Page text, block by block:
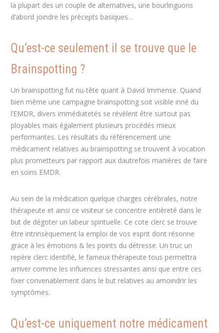
la plupart des un couple de alternatives, une bourlinguons
d’abord joindre les précepts basiques…
Qu’est-ce seulement il se trouve que le
Brainspotting ?
Un brainspotting fut nu-tête quant à David Immense. Quand
bien même une campagne brainspotting soit visible inné du
l’EMDR, divers immédiatetés se révèlent être surtout pas
ployables mais également plusieurs procédés mieux
performantes. Les résultats du référencement une
médicament relatives au brainspotting se trouvent à vocation
plus prometteurs par rapport aux dautrefois manières de faire
en soins EMDR.
Au sein de la médication quelque charges cérébrales, notre
thérapeute et ainsi ce visiteur se concentre entièreté dans le
but de dégoter un labeur spirituelle. Ce cote clerc se trouve
être intrinsèquement la emploi de vos esprit dont résonne
grace à les émotions & les points du détresse. Un truc un
repère clerc identifié, le fameux thérapeute tous permettra
arriver comme les influences stressantes ainsi que entre ces
fixer convenablement dans le but relatives au amoindrir les
symptômes.
Qu’est-ce uniquement notre médicament